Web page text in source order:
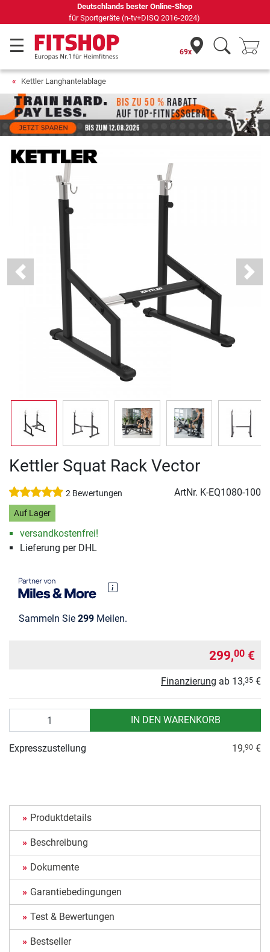
69 Fachmärkte vor Ort mit 75 eigenen Servicetechnikern
69x
Kettler Langhantelablage
Previous Next
Kettler Squat Rack Vector
2 Bewertungen ArtNr. K-EQ1080-100
Auf Lager
versandkostenfrei!
Lieferung per DHL
Sammeln Sie 299 Meilen.
299,00 €
Finanzierung ab 13,35 €
IN DEN WARENKORB
Expresszustellung 19,90 €
Produktdetails
Beschreibung
Dokumente
Garantiebedingungen
Test & Bewertungen
Bestseller